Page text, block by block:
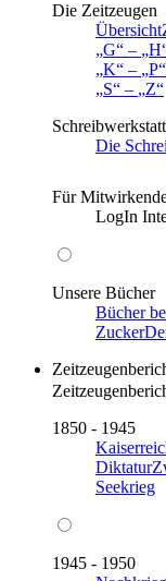
Die Zeitzeugen
Übersicht
G
– H
K
– P
S
–
Z
Schreibwerkstatt
Die
Für
LogIn
Unsere Bücher
Bücher
Zucker
1850 - 1945
Diktatur
Seekrieg
1945 - 1950